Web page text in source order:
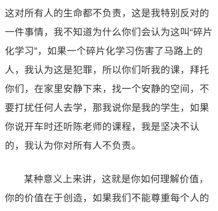
这对所有人的生命都不负责，这是我特别反对的
一件事情，我不知道为什么你们会认为这叫“碎片
化学习”，如果一个碎片化学习伤害了马路上的
人，我认为这是犯罪，所以你们听我的课，拜托
你们，在家里安静下来，找一个安静的空间，不
要打扰任何人去学，那我说你是我的学生，如果
你说开车时还听陈老师的课程，我是坚决不认
的，我认为你对所有人不负责。
某种意义上来讲，这就是你如何理解价值，
你的价值在于创造，如果我们不能尊重每个人的